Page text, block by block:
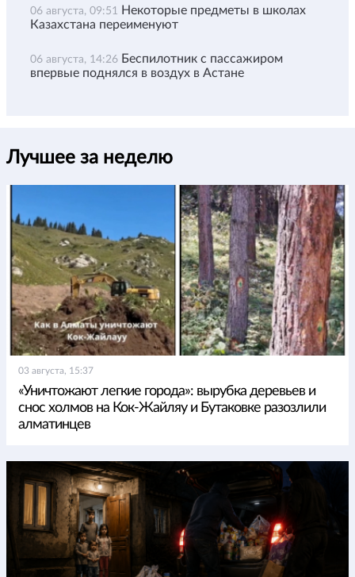
06 августа, 09:51 Некоторые предметы в школах
Казахстана переименуют
06 августа, 14:26 Беспилотник с пассажиром
впервые поднялся в воздух в Астане
Лучшее за неделю
03 августа, 15:37
«Уничтожают легкие города»: вырубка деревьев и
снос холмов на Кок-Жайляу и Бутаковке разозлили
алматинцев